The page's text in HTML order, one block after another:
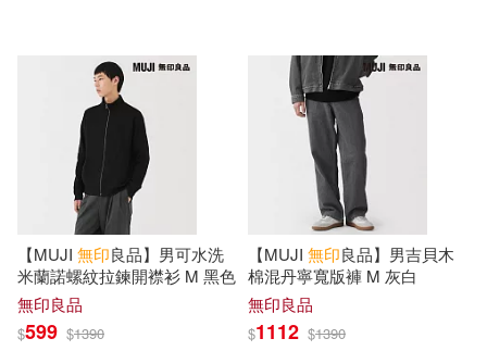
保羅．米勒(2)
呂澂(2)
圓瑛(2)
弘一(2) 慈航(2)
晉遊舍(5)
CBETA 財團法人佛教電子佛典基金
新星出版社(3)
科學出版社(3) 長鴻出版社(3)
高等教育出版社(3)
可海外宅配(1389)
可港澳店取(953)
可新加坡店取(945)
可菲律賓店取(953)
【MUJI 無印良品】男可水洗
米蘭諾螺紋拉鍊開襟衫 M 黑色
無印良品
$599 $1390
【MUJI 無印良品】男吉貝木
棉混丹寧寬版褲 M 灰白
無印良品
$1112 $1390